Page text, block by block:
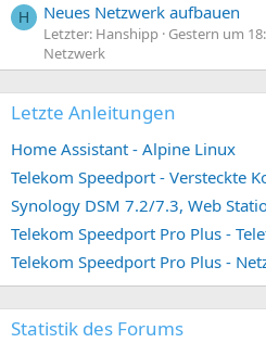
H Neues Netzwerk aufbauen
Letzter: Hanshipp Gestern um
Netzwerk
Letzte Anleitungen
Home Assistant - Alpine Linux
Telekom Speedport - Versteckte
Telekom Speedport Pro Plus -
Telekom Speedport Pro Plus -
Statistik des Forums